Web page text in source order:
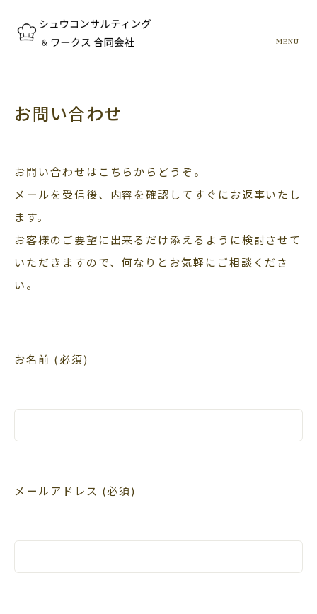
お問い合わせ
お問い合わせはこちらからどうぞ。
メールを受信後、内容を確認してすぐにお返事いたし
ます。
お客様のご要望に出来るだけ添えるように検討させて
いただきますので、何なりとお気軽にご相談くださ
い。
お名前 (必須)
メールアドレス (必須)